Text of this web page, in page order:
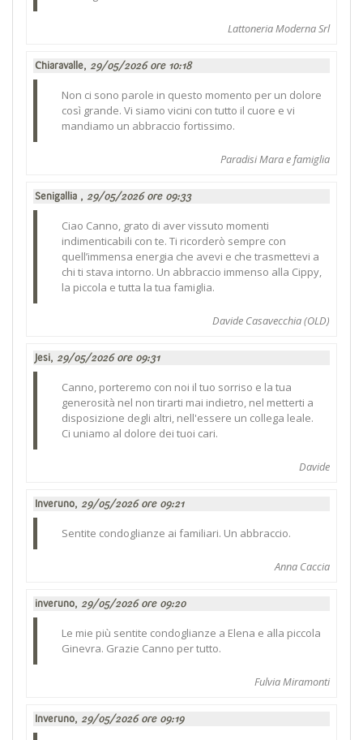
Lattoneria Moderna Srl
Chiaravalle, 29/05/2026 ore 10:18
Non ci sono parole in questo momento per un dolore
così grande. Vi siamo vicini con tutto il cuore e vi
mandiamo un abbraccio fortissimo.
Paradisi Mara e famiglia
Senigallia , 29/05/2026 ore 09:33
Ciao Canno, grato di aver vissuto momenti
indimenticabili con te. Ti ricorderò sempre con
quell’immensa energia che avevi e che trasmettevi a
chi ti stava intorno. Un abbraccio immenso alla Cippy,
la piccola e tutta la tua famiglia.
Davide Casavecchia (OLD)
Jesi, 29/05/2026 ore 09:31
Canno, porteremo con noi il tuo sorriso e la tua
generosità nel non tirarti mai indietro, nel metterti a
disposizione degli altri, nell'essere un collega leale.
Ci uniamo al dolore dei tuoi cari.
Davide
Inveruno, 29/05/2026 ore 09:21
Sentite condoglianze ai familiari. Un abbraccio.
Anna Caccia
inveruno, 29/05/2026 ore 09:20
Le mie più sentite condoglianze a Elena e alla piccola
Ginevra. Grazie Canno per tutto.
Fulvia Miramonti
Inveruno, 29/05/2026 ore 09:19